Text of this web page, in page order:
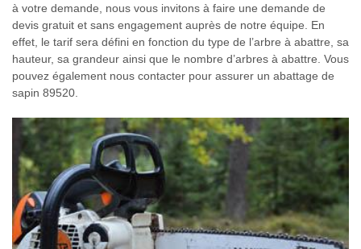
à votre demande, nous vous invitons à faire une demande de
devis gratuit et sans engagement auprès de notre équipe. En
effet, le tarif sera défini en fonction du type de l’arbre à abattre, sa
hauteur, sa grandeur ainsi que le nombre d’arbres à abattre. Vous
pouvez également nous contacter pour assurer un abattage de
sapin 89520.